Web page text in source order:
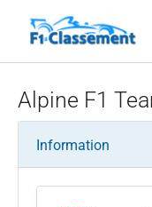
Alpine F1
Information